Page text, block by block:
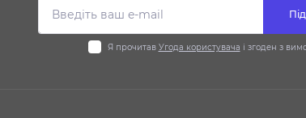
Я прочитав Угода користувача і згоден з